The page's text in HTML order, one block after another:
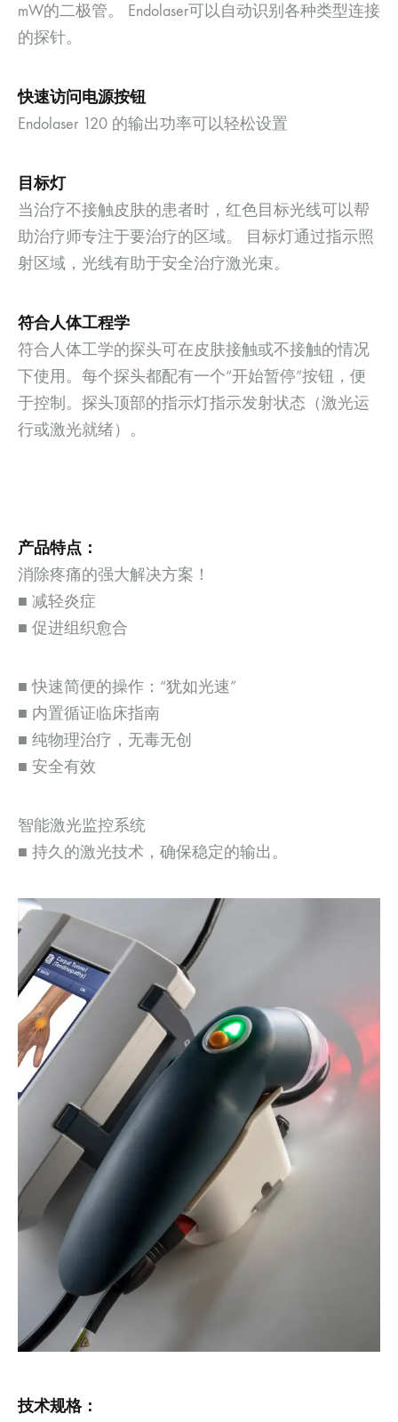
mW的二极管。 Endolaser可以自动识别各种类型连接
的探针。
快速访问电源按钮
Endolaser 120 的输出功率可以轻松设置
目标灯
当治疗不接触皮肤的患者时，红色目标光线可以帮
助治疗师专注于要治疗的区域。 目标灯通过指示照
射区域，光线有助于安全治疗激光束。
符合人体工程学
符合人体工学的探头可在皮肤接触或不接触的情况
下使用。每个探头都配有一个“开始暂停”按钮，便
于控制。探头顶部的指示灯指示发射状态（激光运
行或激光就绪）。
产品特点：
消除疼痛的强大解决方案！
■ 减轻炎症
■ 促进组织愈合
■ 快速简便的操作：“犹如光速”
■ 内置循证临床指南
■ 纯物理治疗，无毒无创
■ 安全有效
智能激光监控系统
■ 持久的激光技术，确保稳定的输出。
技术规格：